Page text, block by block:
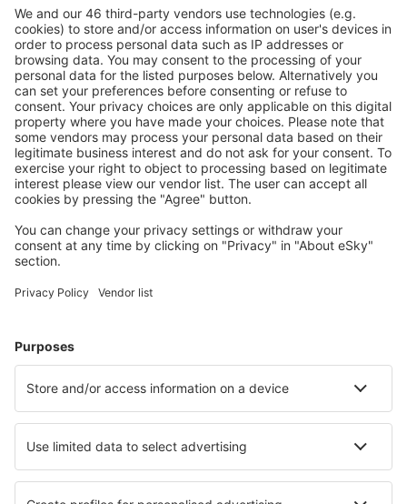
Sicher planen
Buchen ohne Sorgen mit einer kostenlosen
Stornierungsoption.
Mehr sparen
Attraktive Preise und Spezialangebote für eingeloggte
Benutzer.
Unterkünfte, die Sie mögen
Wählen Sie aus über 1,3 Millionen Unterkünften: Hotels,
Meist gesuchte Hotels von eSky-Nutzern
Hotels in Graz Hotels in Solden Hotels in Schladming
Hotels in Hainzenberg Hotels in Stainz
Hotels in Viehhofen Hotels in Lermoos